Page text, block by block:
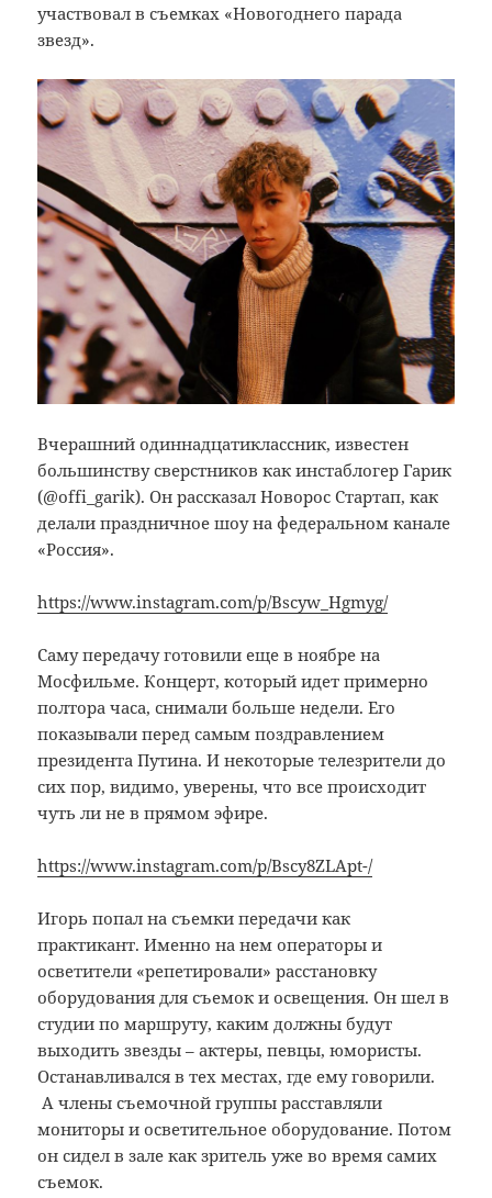
участвовал в съемках «Новогоднего парада
звезд».
Вчерашний одиннадцатиклассник, известен
большинству сверстников как инстаблогер Гарик
(@offi_garik). Он рассказал Новорос Стартап, как
делали праздничное шоу на федеральном канале
«Россия».
https://www.instagram.com/p/Bscyw_Hgmyg/
Саму передачу готовили еще в ноябре на
Мосфильме. Концерт, который идет примерно
полтора часа, снимали больше недели. Его
показывали перед самым поздравлением
президента Путина. И некоторые телезрители до
сих пор, видимо, уверены, что все происходит
чуть ли не в прямом эфире.
https://www.instagram.com/p/Bscy8ZLApt-/
Игорь попал на съемки передачи как
практикант. Именно на нем операторы и
осветители «репетировали» расстановку
оборудования для съемок и освещения. Он шел в
студии по маршруту, каким должны будут
выходить звезды – актеры, певцы, юмористы.
Останавливался в тех местах, где ему говорили.
А члены съемочной группы расставляли
мониторы и осветительное оборудование. Потом
он сидел в зале как зритель уже во время самих
съемок.